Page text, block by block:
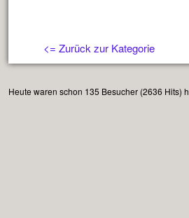
<= Zurück zur Kategorie
Heute waren schon 135 Besucher (2636 Hits)